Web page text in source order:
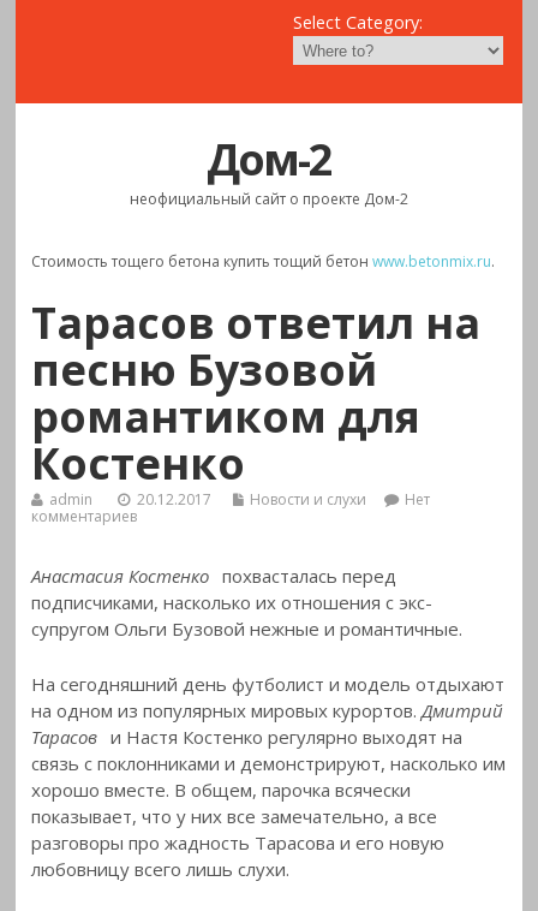
Select Category:
Дом-2
неофициальный сайт о проекте Дом-2
Стоимость тощего бетона купить тощий бетонwww.betonmix.ru.
Тарасов ответил на
песню Бузовой
романтиком для
Костенко
admin 20.12.2017 Новости и слухи
Нет
комментариев
Анастасия Костенко похвасталась перед
подписчиками, насколько их отношения с экс-
супругом Ольги Бузовой нежные и романтичные.
На сегодняшний день футболист и модель отдыхают
на одном из популярных мировых курортов.Дмитрий
Тарасов и Настя Костенко регулярно выходят на
связь с поклонниками и демонстрируют, насколько им
хорошо вместе. В общем, парочка всячески
показывает, что у них все замечательно, а все
разговоры про жадность Тарасова и его новую
любовницу всего лишь слухи.